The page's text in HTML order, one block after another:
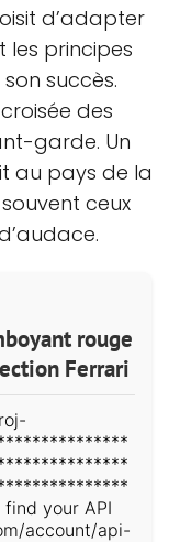
d’adapter
principes
succès.
des
garde. Un
au pays de la
ceux
rouge
Ferrari
your API
account/api-